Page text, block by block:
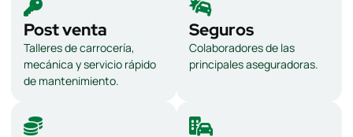
Post venta
Talleres de carrocería,
mecánica y servicio rápido
de mantenimiento.
Seguros
Colaboradores de las
principales aseguradoras.